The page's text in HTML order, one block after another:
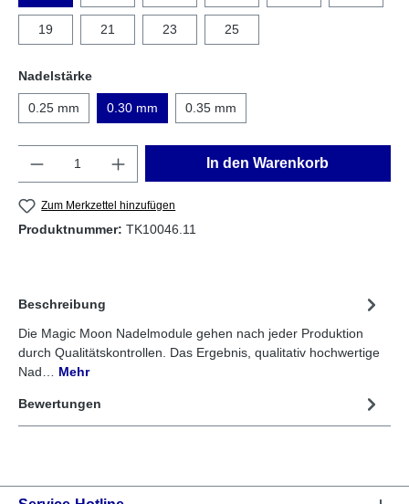
19 21 23 25
Nadelstärke
0.25 mm 0.30 mm 0.35 mm
In den Warenkorb
Zum Merkzettel hinzufügen
Produktnummer: TK10046.11
Beschreibung
Die Magic Moon Nadelmodule gehen nach jeder Produktion
durch Qualitätskontrollen. Das Ergebnis, qualitativ hochwertige
Nad… Mehr
Bewertungen